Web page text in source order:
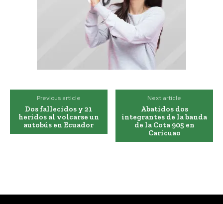
Previous article
Dos fallecidos y 21
heridos al volcarse un
autobús en Ecuador
Next article
Abatidos dos
integrantes de la banda
de la Cota 905 en
Caricuao